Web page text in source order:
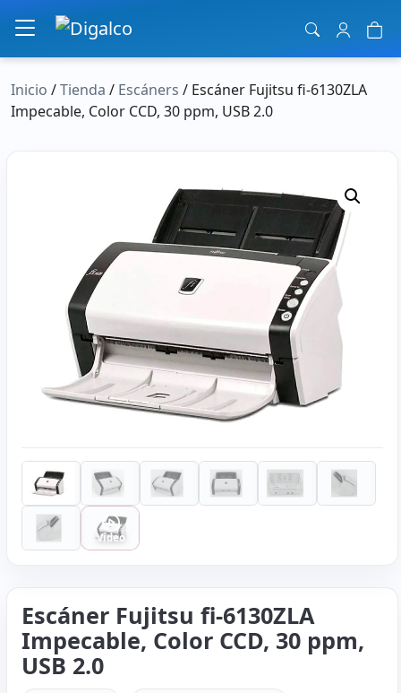
Navegación principal
Inicio /Tienda / Escáners / Escáner Fujitsu fi-6130ZLA
Impecable, Color CCD, 30 ppm, USB 2.0
Vídeo
Escáner Fujitsu fi-6130ZLA
Impecable, Color CCD, 30 ppm,
USB 2.0